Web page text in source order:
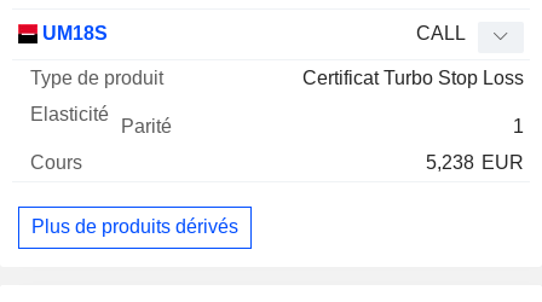
UM18S CALL
Certificat Turbo Stop Loss
1
5,238 EUR
Plus de produits dérivés